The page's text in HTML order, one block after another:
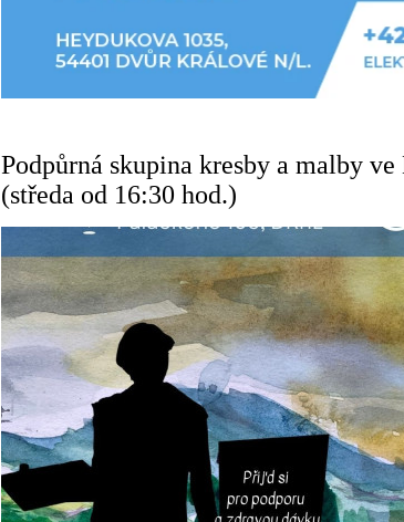
Podpůrná skupina kresby a malby
(středa od 16:30 hod.)